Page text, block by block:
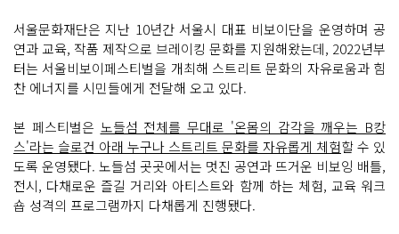
서울문화재단은 지난 10년간 서울시 대표 비보이단을 운영하며 공
연과 교육, 작품 제작으로 브레이킹 문화를 지원해왔는데, 2022년부
터는 서울비보이페스티벌을 개최해 스트리트 문화의 자유로움과 힘
찬 에너지를 시민들에게 전달해 오고 있다.
본 페스티벌은 노들섬 전체를 무대로 '온몸의 감각을 깨우는 B캉
스'라는 슬로건 아래 누구나 스트리트 문화를 자유롭게 체험할 수 있
도록 운영됐다. 노들섬 곳곳에서는 멋진 공연과 뜨거운 비보잉 배틀,
전시, 다채로운 즐길 거리와 아티스트와 함께 하는 체험, 교육 워크
숍 성격의 프로그램까지 다채롭게 진행됐다.